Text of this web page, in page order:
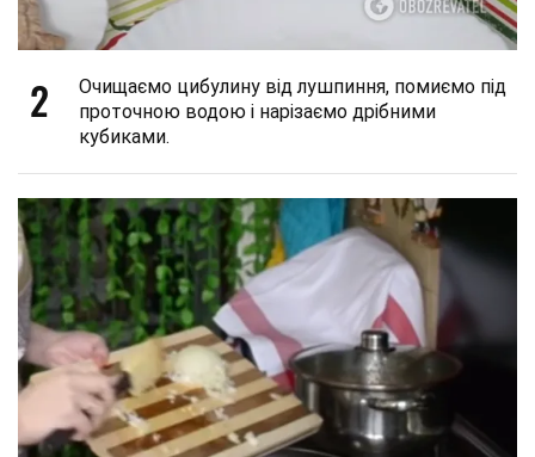
2
Очищаємо цибулину від лушпиння, помиємо під
проточною водою і нарізаємо дрібними
кубиками.